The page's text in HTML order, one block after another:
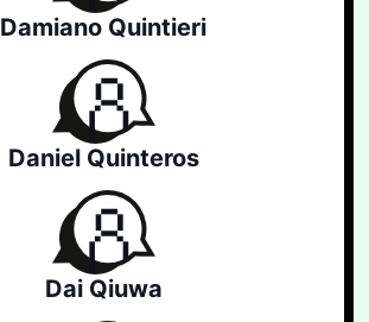
Damiano Quintieri
Daniel Quinteros
Dai Qiuwa